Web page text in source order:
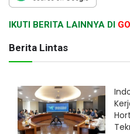
IKUTI BERITA LAINNYA DI
Berita Lintas